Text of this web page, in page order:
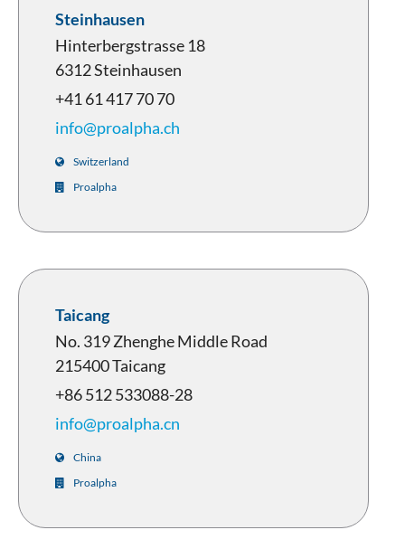
Steinhausen
Hinterbergstrasse 18
6312 Steinhausen
+41 61 417 70 70
info@proalpha.ch
Switzerland
Proalpha
Taicang
No. 319 Zhenghe Middle Road
215400 Taicang
+86 512 533088-28
info@proalpha.cn
China
Proalpha